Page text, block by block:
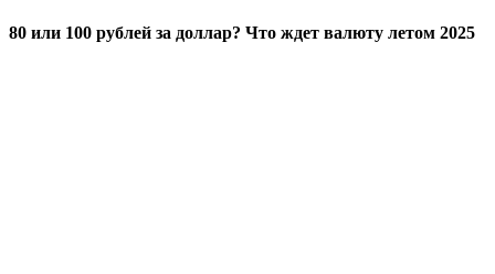
80 или 100 рублей за доллар? Что ждет валюту летом 2025